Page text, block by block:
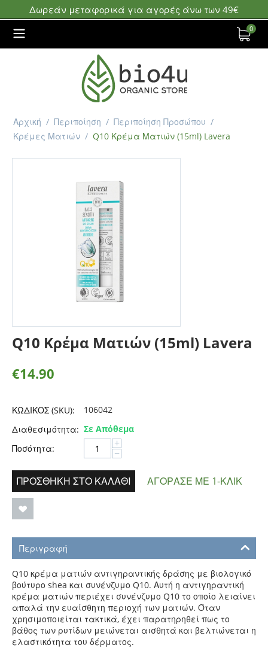
Δωρεάν μεταφορικά για αγορές άνω των 49€
0
Αρχική / Περιποίηση / Περιποίηση Προσώπου /
Κρέμες Ματιών / Q10 Κρέμα Ματιών (15ml) Lavera
Q10 Κρέμα Ματιών (15ml) Lavera
€14.90
ΚΩΔΙΚΟΣ (SKU):
106042
Διαθεσιμότητα: Σε Απόθεμα
Ποσότητα:
+
−
ΠΡΟΣΘΉΚΗ ΣΤΟ ΚΑΛΆΘΙ ΑΓΌΡΑΣΕ ΜΕ 1-ΚΛΙΚ
Περιγραφή
Q10 κρέμα ματιών αντιγηραντικής δράσης με βιολογικό
βούτυρο shea και συνένζυμο Q10. Αυτή η αντιγηραντική
κρέμα ματιών περιέχει συνένζυμο Q10 το οποίο λειαίνει
απαλά την ευαίσθητη περιοχή των ματιών. Όταν
χρησιμοποιείται τακτικά, έχει παρατηρηθεί πως το
βάθος των ρυτίδων μειώνεται αισθητά και βελτιώνεται η
ελαστικότητα του δέρματος.